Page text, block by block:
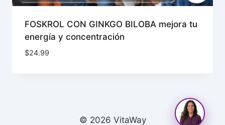
FOSKROL CON GINKGO BILOBA mejora tu
energía y concentración
$24.99
© 2026 VitaWay